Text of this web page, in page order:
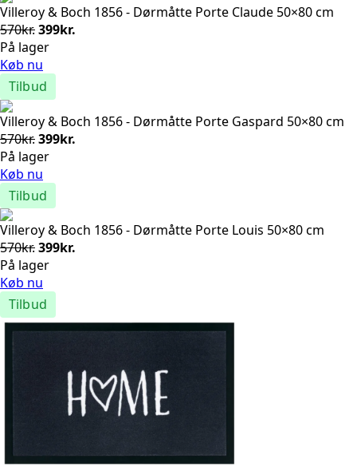
Villeroy & Boch 1856 - Dørmåtte Porte Claude 50×80 cm
570kr.Den
oprindelige
pris
var:
570kr..
399kr.
På lager
Køb nu
Tilbud
Villeroy & Boch 1856 - Dørmåtte Porte Gaspard 50×80 cm
570kr.Den
oprindelige
pris
var:
570kr..
399kr.
På lager
Køb nu
Tilbud
Villeroy & Boch 1856 - Dørmåtte Porte Louis 50×80 cm
570kr.Den
oprindelige
pris
var:
570kr..
399kr.
På lager
Køb nu
Tilbud